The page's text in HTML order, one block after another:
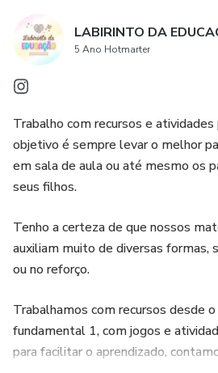
LABIRINTO DA
5 Ano Hotmarter
Trabalho com recursos e
objetivo é sempre levar o melhor
em sala de aula ou até mesmo os
seus filhos.
Tenho a certeza de que nossos
auxiliam muito de diversas formas,
ou no reforço.
Trabalhamos com recursos desde o
fundamental 1, com jogos e
para facilitar o aprendizado,